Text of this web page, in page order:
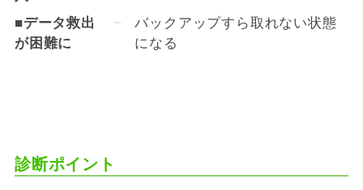
■データ救出
が困難に
バックアップすら取れない状態
になる
診断ポイント